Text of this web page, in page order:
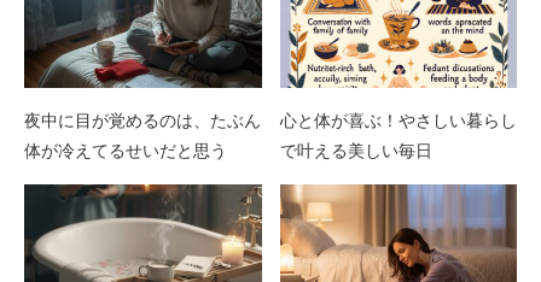
夜中に目が覚めるのは、たぶん
体が冷えてるせいだと思う
心と体が喜ぶ！やさしい暮らし
で叶える美しい毎日